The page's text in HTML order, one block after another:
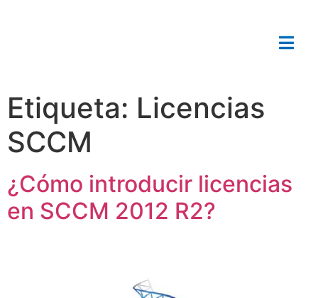
Etiqueta: Licencias
SCCM
¿Cómo introducir licencias
en SCCM 2012 R2?